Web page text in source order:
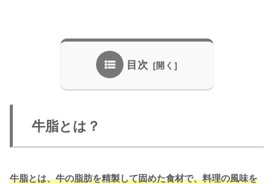
目次
牛脂とは？
牛脂とは、牛の脂肪を精製して固めた食材で、料理の風味を